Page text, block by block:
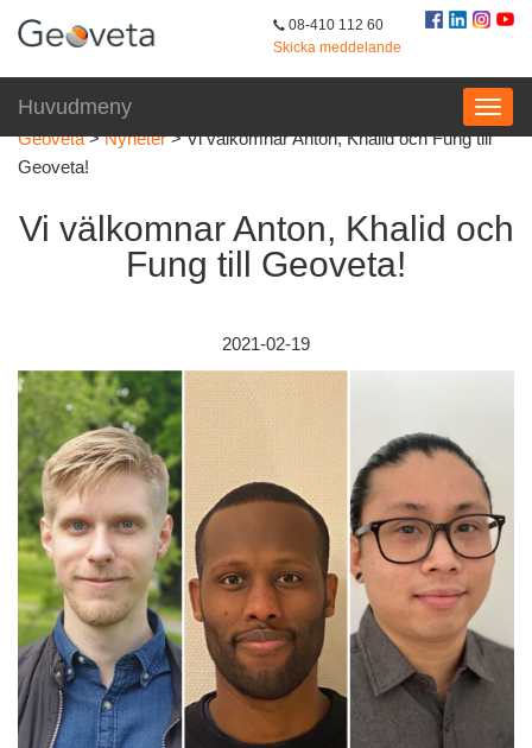
08-410 112 60
Skicka meddelande
Huvudmeny
Geoveta>Nyheter>Vi välkomnar Anton, Khalid och Fung till
Geoveta!
Vi välkomnar Anton, Khalid och
Fung till Geoveta!
2021-02-19